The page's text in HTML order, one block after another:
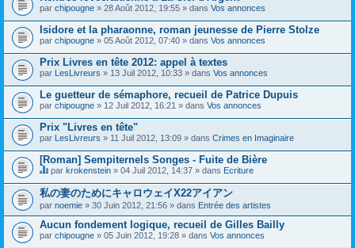
par chipougne » 28 Août 2012, 19:55 » dans Vos annonces
Isidore et la pharaonne, roman jeunesse de Pierre Stolze
par chipougne » 05 Août 2012, 07:40 » dans Vos annonces
Prix Livres en tête 2012: appel à textes
par LesLivreurs » 13 Juil 2012, 10:33 » dans Vos annonces
Le guetteur de sémaphore, recueil de Patrice Dupuis
par chipougne » 12 Juil 2012, 16:21 » dans Vos annonces
Prix "Livres en tête"
par LesLivreurs » 11 Juil 2012, 13:09 » dans Crimes en Imaginaire
[Roman] Sempiternels Songes - Fuite de Bière
C
e
s
u
j
e
t
par krokenstein » 04 Juil 2012, 14:37 » dans Ecriture
私の妻のためにキャロウェイX22アイアン
par noemie » 30 Juin 2012, 21:56 » dans Entrée des artistes
Aucun fondement logique, recueil de Gilles Bailly
par chipougne » 05 Juin 2012, 19:28 » dans Vos annonces